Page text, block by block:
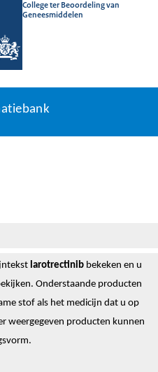
College ter Beoordeling van
Geneesmiddelen
larotrectinib bekeken en u
Onderstaande producten
stof als het medicijn dat u op
weergegeven producten kunnen